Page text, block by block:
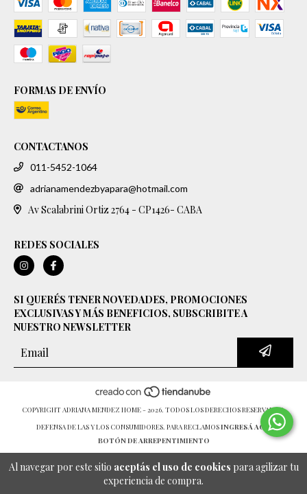
Al navegar por este sitio aceptás el uso de cookies para agilizar tu
experiencia de compra.
FORMAS DE ENVÍO
CONTACTANOS
011-5452-1064
adrianamendezbyapara@hotmail.com
Av Scalabrini Ortiz 2764 - CP1426- CABA
REDES SOCIALES
SI QUERÉS TENER NOVEDADES, PROMOCIONES
EXCLUSIVAS Y MÁS BENEFICIOS, SUBSCRIBITE A
NUESTRO NEWSLETTER
COPYRIGHT ADRIANA MENDEZ HOME - 2026. TODOS LOS DERECHOS RESERVADOS.
DEFENSA DE LAS Y LOS CONSUMIDORES. PARA RECLAMOSINGRESÁ ACÁ.
BOTÓN DE ARREPENTIMIENTO